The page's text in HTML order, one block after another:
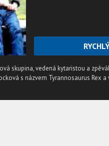
skupina, vedená kytaristou a
s názvem Tyrannosaurus Rex a